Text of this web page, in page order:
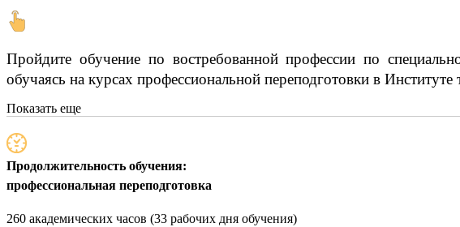
Пройдите обучение по востребованной профессии по
обучаясь на курсах профессиональной переподготовки в
Показать еще
Продолжительность обучения:
профессиональная переподготовка
260 академических часов (33 рабочих дня обучения)